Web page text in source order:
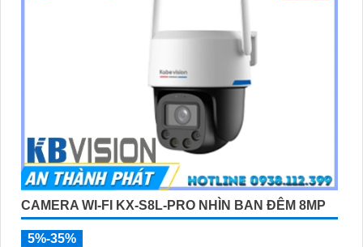
CAMERA WI-FI KX-S8L-PRO NHÌN BAN ĐÊM 8MP
5%-35%